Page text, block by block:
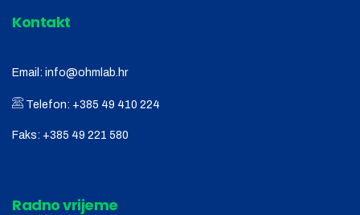
Kontakt
Email: info@ohmlab.hr
Telefon: +385 49 410 224
Faks: +385 49 221 580
Radno vrijeme